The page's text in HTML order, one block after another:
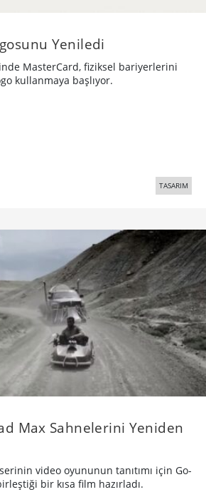
Yeniledi
MasterCard, fiziksel bariyerlerini
kullanmaya başlıyor.
TASARIM
Max Sahnelerini Yeniden
video oyununun tanıtımı için Go-
bir kısa film hazırladı.